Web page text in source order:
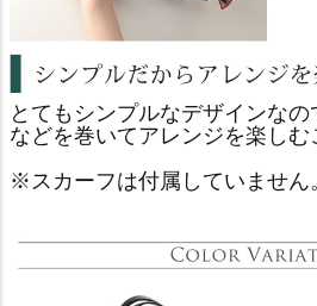
とてもシンプルなデザインな
などを巻いてアレンジを楽しむ
※スカーフは付属していません